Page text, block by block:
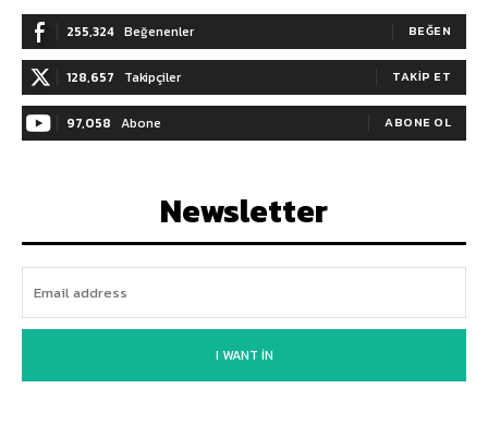
255,324 Beğenenler BEĞEN
128,657 Takipçiler TAKIP ET
97,058 Abone ABONE OL
Newsletter
I WANT IN